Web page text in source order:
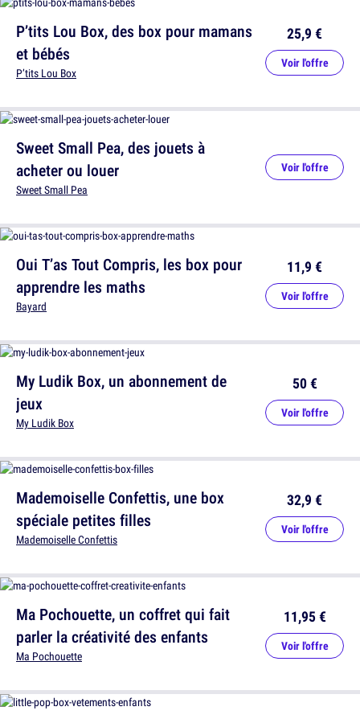
Sweet Small Pea, des jouets à
acheter ou louer
Sweet Small Pea
Voir l'offre
My Ludik Box, un abonnement de
jeux
My Ludik Box
50 €
Voir l'offre
Ma Pochouette, un coffret qui fait
parler la créativité des enfants
Ma Pochouette
11,95 €
Voir l'offre
P’tits Lou Box, des box pour mamans
et bébés
P’tits Lou Box
25,9 €
Voir l'offre
Oui T’as Tout Compris, les box pour
apprendre les maths
Bayard
11,9 €
Voir l'offre
Mademoiselle Confettis, une box
spéciale petites filles
Mademoiselle Confettis
32,9 €
Voir l'offre